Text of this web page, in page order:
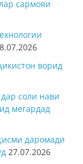
сармояи
ворид
соли нави
мегардад
даромади
27.07.2026